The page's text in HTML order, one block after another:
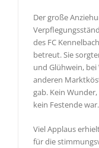
Der große
des FC
betreut. Sie
und Glühwein,
anderen
gab. Kein
kein Festende war.
Viel Applaus
für die